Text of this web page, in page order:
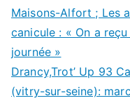
Maisons-Alfort ; Les
canicule : « On a
journée »
Drancy,Trot’ Up 93
(vitry-sur-seine):